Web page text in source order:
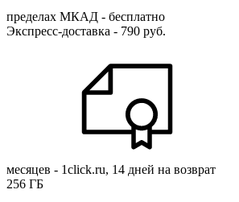
пределах МКАД - бесплатно
Экспресс-доставка - 790 руб.
месяцев - 1click.ru, 14 дней на возврат
256 ГБ